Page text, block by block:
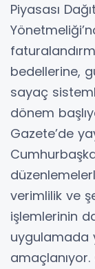
Piyasası
bedellerine,
sayaç
dönem
Gazete’de
verimlilik ve
işlemlerinin
uygulamada
amaçlanıyor.